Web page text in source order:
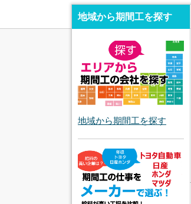
地域から期間工を探す
地域から期間工を探す